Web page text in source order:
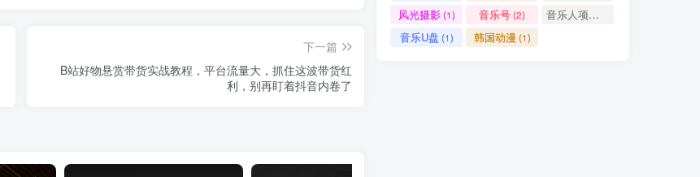
下一篇
B站好物悬赏带货实战教程，平台流量大，抓住这波带货红
利，别再盯着抖音内卷了
风光摄影(1) 音乐号(2) 音乐人项目
音乐U盘 (1) 韩国动漫 (1)